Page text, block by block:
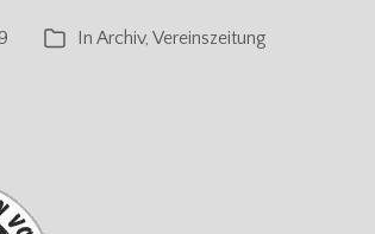
Kategorien
In Archiv, Vereinszeitung